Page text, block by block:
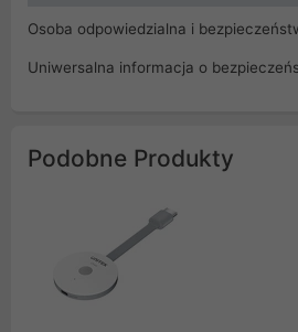
Osoba odpowiedzialna i
Uniwersalna informacja o
Podobne Produkty